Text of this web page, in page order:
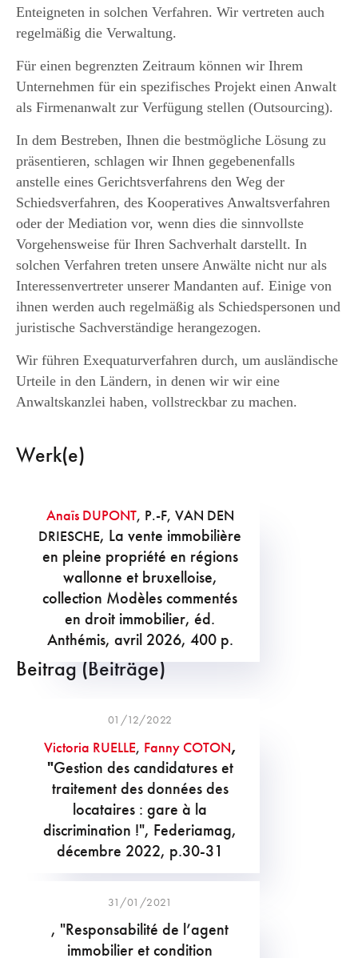
Enteigneten in solchen Verfahren. Wir vertreten auch
regelmäßig die Verwaltung.
Für einen begrenzten Zeitraum können wir Ihrem
Unternehmen für ein spezifisches Projekt einen Anwalt
als Firmenanwalt zur Verfügung stellen (Outsourcing).
In dem Bestreben, Ihnen die bestmögliche Lösung zu
präsentieren, schlagen wir Ihnen gegebenenfalls
anstelle eines Gerichtsverfahrens den Weg der
Schiedsverfahren, des Kooperatives Anwaltsverfahren
oder der Mediation vor, wenn dies die sinnvollste
Vorgehensweise für Ihren Sachverhalt darstellt. In
solchen Verfahren treten unsere Anwälte nicht nur als
Interessenvertreter unserer Mandanten auf. Einige von
ihnen werden auch regelmäßig als Schiedspersonen und
juristische Sachverständige herangezogen.
Wir führen Exequaturverfahren durch, um ausländische
Urteile in den Ländern, in denen wir wir eine
Anwaltskanzlei haben, vollstreckbar zu machen.
Werk(e)
Anaïs DUPONT, P.-F, VAN DEN
DRIESCHE, La vente immobilière
en pleine propriété en régions
wallonne et bruxelloise,
collection Modèles commentés
en droit immobilier, éd.
Anthémis, avril 2026, 400 p.
Beitrag (Beiträge)
01/12/2022
Victoria RUELLE, Fanny COTON,
"Gestion des candidatures et
traitement des données des
locataires : gare à la
discrimination !", Federiamag,
décembre 2022, p.30-31
31/01/2021
, "Responsabilité de l’agent
immobilier et condition